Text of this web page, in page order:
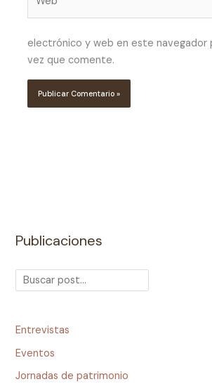
electrónico y web en este navegador
vez que comente.
Publicaciones
Entrevistas
Eventos
Jornadas de patrimonio